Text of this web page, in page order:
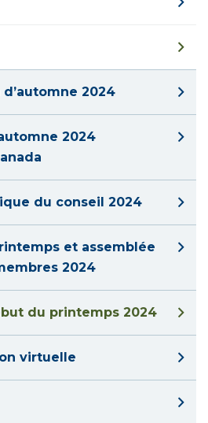
2024
2024
du conseil 2024
et assemblée
2024
du printemps 2024
virtuelle